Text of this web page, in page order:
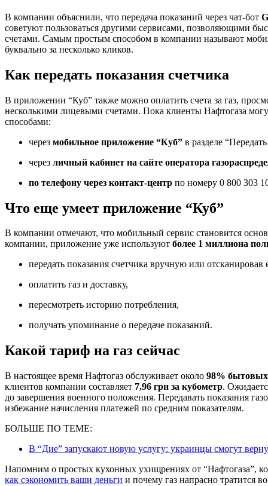
В компании объяснили, что передача показаний через чат-бот
советуют пользоваться другими сервисами, позволяющими
счетами. Самым простым способом в компании называют
буквально за несколько кликов.
Как передать показания счетчика
В приложении “Куб” также можно оплатить счета за газ,
несколькими лицевыми счетами. Пока клиенты Нафтогаза
способами:
через мобильное приложение “Куб” в разделе
через личный кабинет на сайте оператора
по телефону через контакт-центр по номеру 0 800 303
Что еще умеет приложение “Куб”
В компании отмечают, что мобильный сервис становится
компании, приложение уже используют более 1 миллиона
передать показания счетчика вручную или
оплатить газ и доставку,
пересмотреть историю потребления,
получать упоминание о передаче показаний.
Какой тариф на газ сейчас
В настоящее время Нафтогаз обслуживает около 98% бытовых
клиентов компании составляет 7,96 грн за кубометр.
до завершения военного положения. Передавать показания
избежание начисления платежей по средним показателям.
БОЛЬШЕ ПО ТЕМЕ:
В “Дие” запускают новую услугу: украинцы смогут
Напомним о простых кухонных ухищрениях от “Нафтогаза”,
как сэкономить ваши деньги и почему газ напрасно тратится